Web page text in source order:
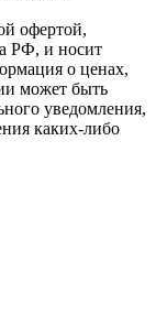
офертой,
РФ, и носит
о ценах,
может быть
уведомления,
каких-либо